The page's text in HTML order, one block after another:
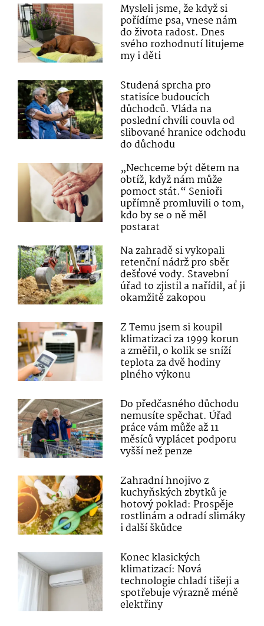
Mysleli jsme, že když si
pořídíme psa, vnese nám
do života radost. Dnes
svého rozhodnutí litujeme
my i děti
Studená sprcha pro
statisíce budoucích
důchodců. Vláda na
poslední chvíli couvla od
slibované hranice odchodu
do důchodu
„Nechceme být dětem na
obtíž, když nám může
pomoct stát.“ Senioři
upřímně promluvili o tom,
kdo by se o ně měl
postarat
Na zahradě si vykopali
retenční nádrž pro sběr
dešťové vody. Stavební
úřad to zjistil a nařídil, ať ji
okamžitě zakopou
Z Temu jsem si koupil
klimatizaci za 1999 korun
a změřil, o kolik se sníží
teplota za dvě hodiny
plného výkonu
Do předčasného důchodu
nemusíte spěchat. Úřad
práce vám může až 11
měsíců vyplácet podporu
vyšší než penze
Zahradní hnojivo z
kuchyňských zbytků je
hotový poklad: Prospěje
rostlinám a odradí slimáky
i další škůdce
Konec klasických
klimatizací: Nová
technologie chladí tišeji a
spotřebuje výrazně méně
elektřiny